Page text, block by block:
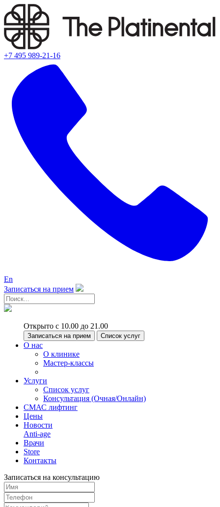
+7 495 989-21-16
En
Записаться на прием
Открыто с 10.00 до 21.00
Записаться на прием Список услуг
О нас
О клинике
Мастер-классы
Услуги
Список услуг
Консультация (Очная/Онлайн)
СМАС лифтинг
Цены
Новости
Anti-age
Врачи
Store
Контакты
Записаться на консультацию